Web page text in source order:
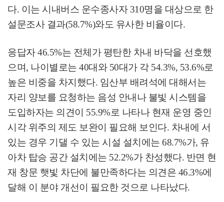
다. 이는 시내버스 운수종사자 310명을 대상으로 한
설문조사 결과(58.7%)와도 유사한 비율이다.
응답자46.5%는 전체가 평탄한 차내 바닥을 선호했
으며, 나이별로는 40대와 50대가 각 54.3%, 53.6%로
높은 비중을 차지했다. 임산부 배려석에 대해서는
자리 양보를 요청하는 음성 안내나 불빛 시스템을
도입하자는 의견이 55.9%로 나타나 현재 운영 중인
시각 위주의 제도 보완이 필요해 보인다. 차내에 서
있는 경우 기댈 수 있는 시설 설치에는 68.7%가, 유
아차 탑승 공간 설치에는 52.2%가 찬성했다. 반면 현
재 창문 햇빛 차단에 불만족하다는 의견은 46.3%에
달해 이 분야 개선이 필요한 것으로 나타났다.